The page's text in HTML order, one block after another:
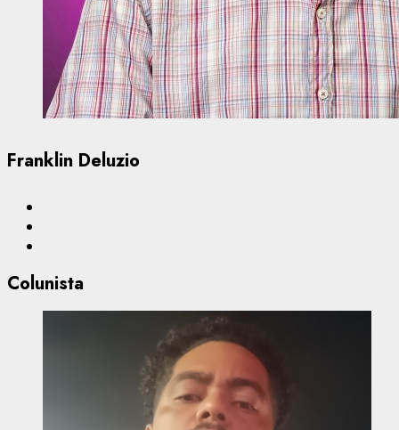
Franklin Deluzio
Colunista